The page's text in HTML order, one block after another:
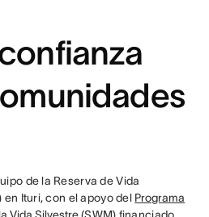
de la Reserva de Vida
en Ituri, con el apoyo del Programa
Vida Silvestre(SWM) financiado